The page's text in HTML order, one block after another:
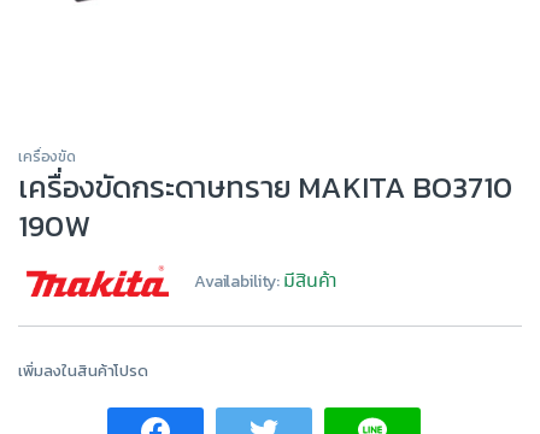
เครื่องขัด
เครื่องขัดกระดาษทราย MAKITA BO3710
190W
Availability:มีสินค้า
เพิ่มลงในสินค้าโปรด